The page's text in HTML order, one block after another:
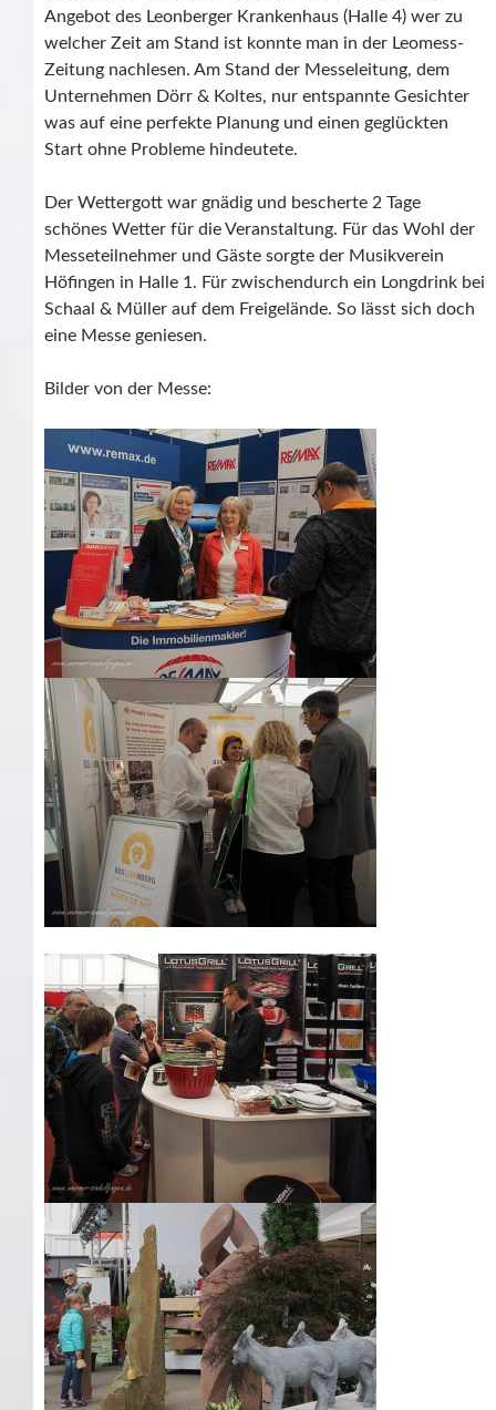
Angebot des Leonberger Krankenhaus (Halle 4) wer zu
welcher Zeit am Stand ist konnte man in der Leomess-
Zeitung nachlesen. Am Stand der Messeleitung, dem
Unternehmen Dörr & Koltes, nur entspannte Gesichter
was auf eine perfekte Planung und einen geglückten
Start ohne Probleme hindeutete.
Der Wettergott war gnädig und bescherte 2 Tage
schönes Wetter für die Veranstaltung. Für das Wohl der
Messeteilnehmer und Gäste sorgte der Musikverein
Höfingen in Halle 1. Für zwischendurch ein Longdrink bei
Schaal & Müller auf dem Freigelände. So lässt sich doch
eine Messe geniesen.
Bilder von der Messe: